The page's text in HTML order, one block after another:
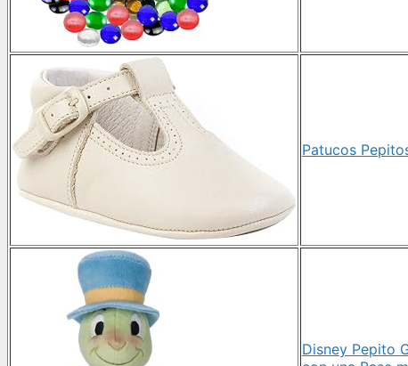
Patucos
Disney Pepito